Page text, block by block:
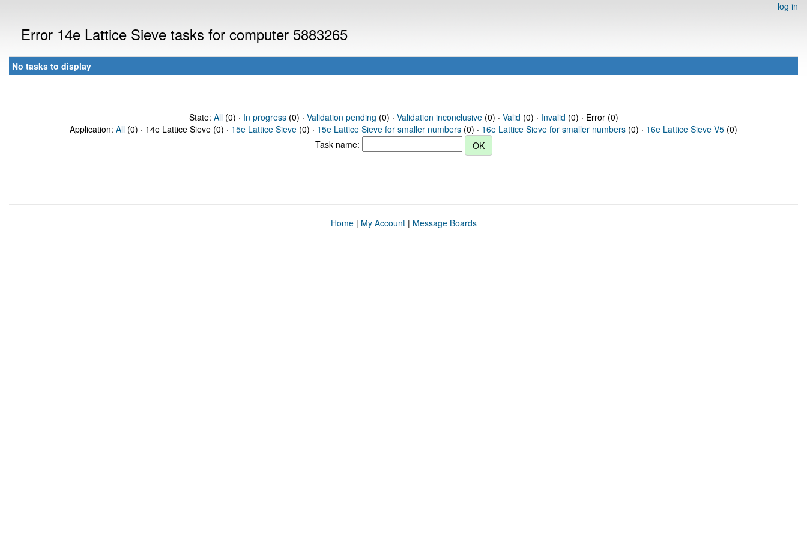
log in
Error 14e Lattice Sieve tasks for computer 5883265
No tasks to display
State: All(0) · In progress(0) · Validation pending (0) · Validation inconclusive(0) · Valid (0) · Invalid (0) · Error (0)
Application: All (0) · 14e Lattice Sieve (0) · 15e Lattice Sieve (0) · 15e Lattice Sieve for smaller numbers (0) · 16e Lattice Sieve for smaller numbers (0) · 16e Lattice Sieve V5 (0)
Task name:
Home| My Account| Message Boards